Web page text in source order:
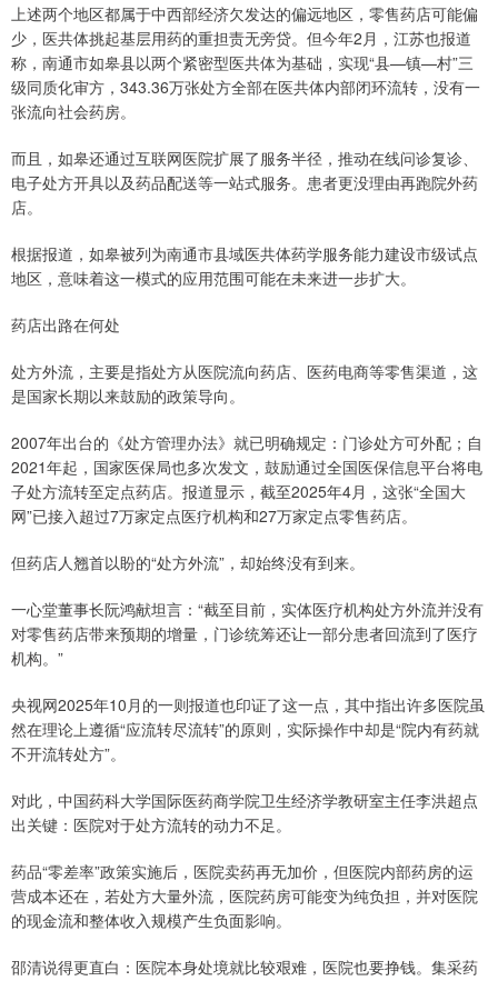
上述两个地区都属于中西部经济欠发达的偏远地区，零售药店可能偏
少，医共体挑起基层用药的重担责无旁贷。但今年2月，江苏也报道
称，南通市如皋县以两个紧密型医共体为基础，实现“县—镇—村”三
级同质化审方，343.36万张处方全部在医共体内部闭环流转，没有一
张流向社会药房。
而且，如皋还通过互联网医院扩展了服务半径，推动在线问诊复诊、
电子处方开具以及药品配送等一站式服务。患者更没理由再跑院外药
店。
根据报道，如皋被列为南通市县域医共体药学服务能力建设市级试点
地区，意味着这一模式的应用范围可能在未来进一步扩大。
药店出路在何处
处方外流，主要是指处方从医院流向药店、医药电商等零售渠道，这
是国家长期以来鼓励的政策导向。
2007年出台的《处方管理办法》就已明确规定：门诊处方可外配；自
2021年起，国家医保局也多次发文，鼓励通过全国医保信息平台将电
子处方流转至定点药店。报道显示，截至2025年4月，这张“全国大
网”已接入超过7万家定点医疗机构和27万家定点零售药店。
但药店人翘首以盼的“处方外流”，却始终没有到来。
一心堂董事长阮鸿献坦言：“截至目前，实体医疗机构处方外流并没有
对零售药店带来预期的增量，门诊统筹还让一部分患者回流到了医疗
机构。”
央视网2025年10月的一则报道也印证了这一点，其中指出许多医院虽
然在理论上遵循“应流转尽流转”的原则，实际操作中却是“院内有药就
不开流转处方”。
对此，中国药科大学国际医药商学院卫生经济学教研室主任李洪超点
出关键：医院对于处方流转的动力不足。
药品“零差率”政策实施后，医院卖药再无加价，但医院内部药房的运
营成本还在，若处方大量外流，医院药房可能变为纯负担，并对医院
的现金流和整体收入规模产生负面影响。
邵清说得更直白：医院本身处境就比较艰难，医院也要挣钱。集采药